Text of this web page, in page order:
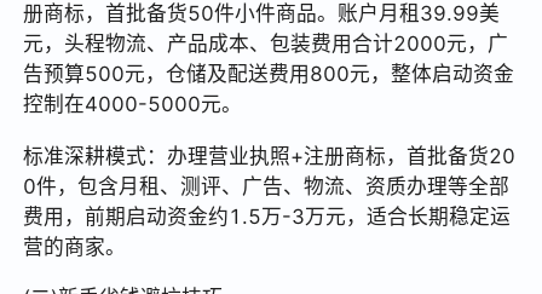
册商标，首批备货50件小件商品。账户月租39.99美
元，头程物流、产品成本、包装费用合计2000元，广
告预算500元，仓储及配送费用800元，整体启动资金
控制在4000-5000元。
标准深耕模式：办理营业执照+注册商标，首批备货20
0件，包含月租、测评、广告、物流、资质办理等全部
费用，前期启动资金约1.5万-3万元，适合长期稳定运
营的商家。